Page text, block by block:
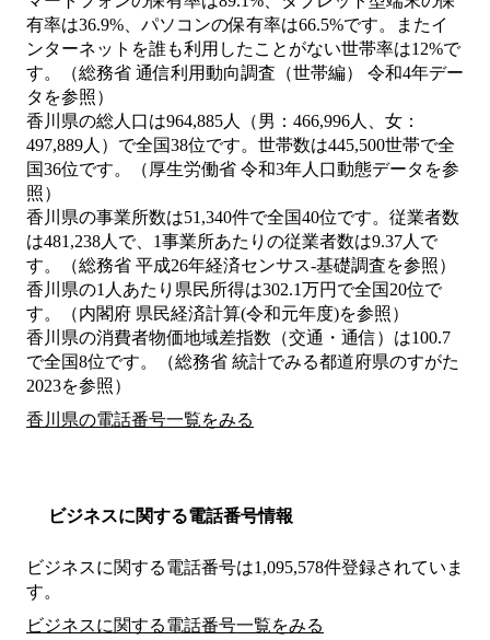
有率は36.9%、パソコンの保有率は66.5%です。またイ
ンターネットを誰も利用したことがない世帯率は12%で
す。（総務省 通信利用動向調査（世帯編） 令和4年デー
タを参照）
香川県の総人口は964,885人（男：466,996人、女：
497,889人）で全国38位です。世帯数は445,500世帯で全
国36位です。（厚生労働省 令和3年人口動態データを参
照）
香川県の事業所数は51,340件で全国40位です。従業者数
は481,238人で、1事業所あたりの従業者数は9.37人で
す。（総務省 平成26年経済センサス‐基礎調査を参照）
香川県の1人あたり県民所得は302.1万円で全国20位で
す。（内閣府 県民経済計算(令和元年度)を参照）
香川県の消費者物価地域差指数（交通・通信）は100.7
で全国8位です。（総務省 統計でみる都道府県のすがた
2023を参照）
香川県の電話番号一覧をみる
ビジネスに関する電話番号情報
ビジネスに関する電話番号は1,095,578件登録されていま
す。
ビジネスに関する電話番号一覧をみる